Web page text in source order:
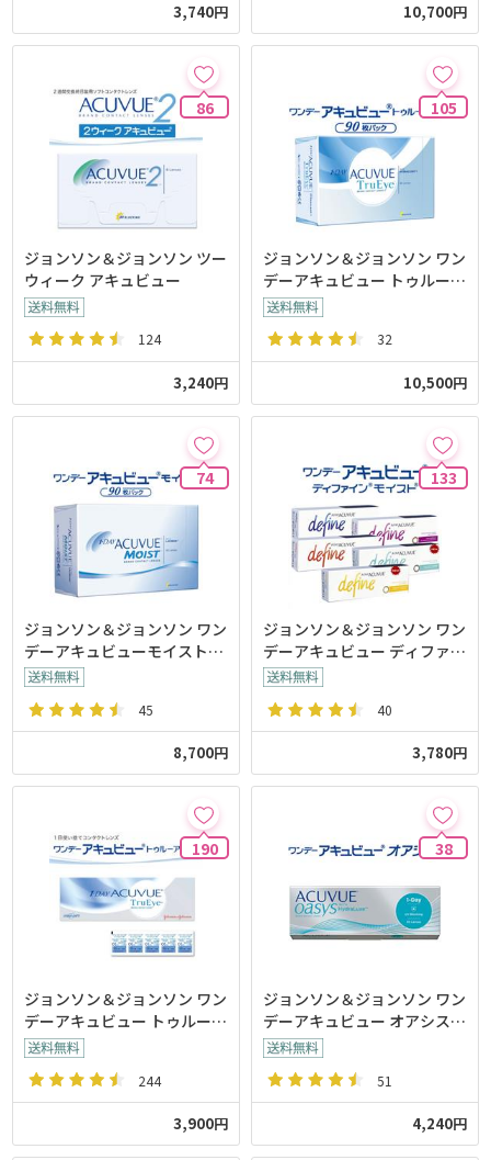
3,740円 10,700円
86
ジョンソン＆ジョンソン ツー
ウィーク アキュビュー
124
3,240円
105
ジョンソン＆ジョンソン ワン
デーアキュビュー トゥルーア
イ 【90枚入】
32
10,500円
74
ジョンソン＆ジョンソン ワン
デーアキュビューモイスト
【90枚入】
45
8,700円
133
ジョンソン＆ジョンソン ワン
デーアキュビュー ディファイ
ンモイスト【30枚入り】
40
3,780円
190
ジョンソン＆ジョンソン ワン
デーアキュビュー トゥルーア
イ【30枚入り】
244
3,900円
38
ジョンソン＆ジョンソン ワン
デーアキュビュー オアシス
【30枚入り】
51
4,240円